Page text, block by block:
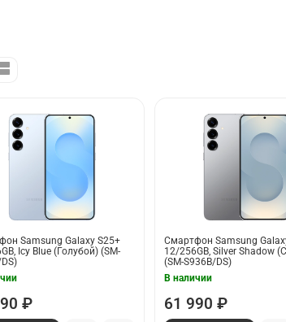
Samsung Galaxy S25+
Icy Blue (Голубой) (SM-
₽
Смартфон Samsung
12/256GB, Silver Shadow
(SM-S936B/DS)
В наличии
61 990 ₽